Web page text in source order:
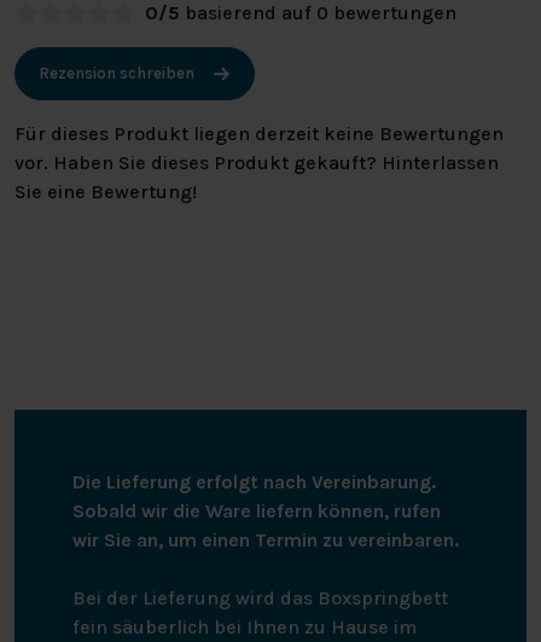
0/5 basierend auf 0 bewertungen
Rezension schreiben
Für dieses Produkt liegen derzeit keine Bewertungen
vor. Haben Sie dieses Produkt gekauft? Hinterlassen
Sie eine Bewertung!
Die Lieferung erfolgt nach Vereinbarung.
Sobald wir die Ware liefern können, rufen
wir Sie an, um einen Termin zu vereinbaren.
Bei der Lieferung wird das Boxspringbett
fein säuberlich bei Ihnen zu Hause im